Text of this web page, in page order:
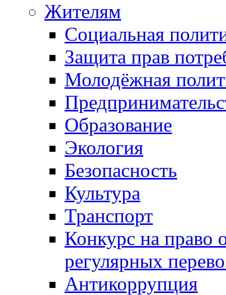
Жителям
Социальная
Защита прав
Молодёжная
Образование
Экология
Безопасность
Культура
Транспорт
Конкурс на право
регулярных
Антикоррупция